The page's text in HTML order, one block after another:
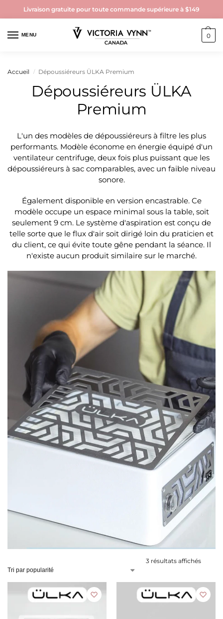
Livraison gratuite pour toute commande supérieure à $149
MENU 0
Accueil / Dépoussiéreurs ÜLKA Premium
Dépoussiéreurs ÜLKA
Premium
L'un des modèles de dépoussiéreurs à filtre les plus
performants. Modèle économe en énergie équipé d'un
ventilateur centrifuge, deux fois plus puissant que les
dépoussiéreurs à sac comparables, avec un faible niveau
sonore.
Également disponible en version encastrable. Ce
modèle occupe un espace minimal sous la table, soit
seulement 9 cm. Le système d'aspiration est conçu de
telle sorte que le flux d'air soit dirigé loin du praticien et
du client, ce qui évite toute gêne pendant la séance. Il
n'existe aucun produit similaire sur le marché.
3 résultats affichés